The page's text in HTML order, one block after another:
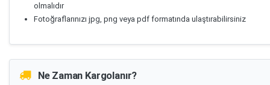
olmalıdır
Fotoğraflarınızı jpg, png veya pdf formatında ulaştırabilirsiniz
Ne Zaman Kargolanır?